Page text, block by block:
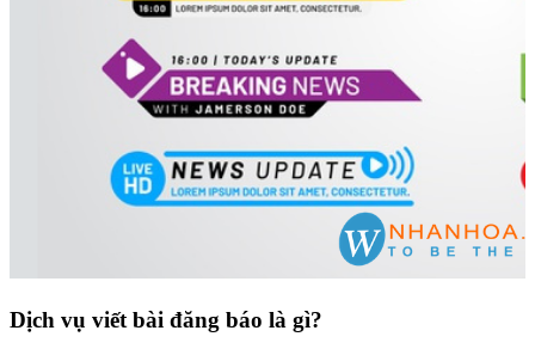
Dịch vụ viết bài đăng báo là gì?